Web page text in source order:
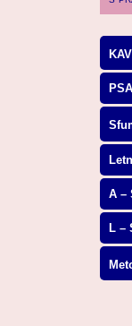
A –
L –